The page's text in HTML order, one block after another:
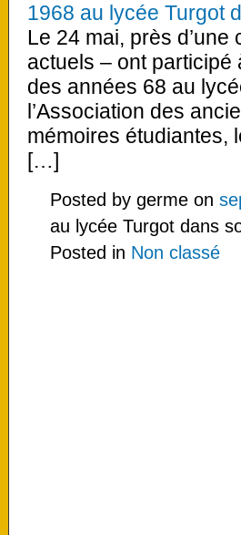
1968 au lycée Turgot
Le 24 mai, près
actuels – ont
des années 68 au
l’Association des
mémoires étudiantes,
[…]
Posted by germe on
au lycée Turgot dans
Posted in Non classé